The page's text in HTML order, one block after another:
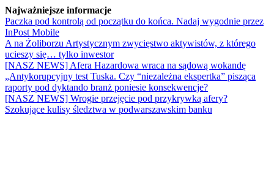
Najważniejsze informacje
Paczka pod kontrolą od początku do końca. Nadaj wygodnie przez
InPost Mobile
A na Żoliborzu Artystycznym zwycięstwo aktywistów, z którego
ucieszy się… tylko inwestor
[NASZ NEWS] Afera Hazardowa wraca na sądową wokandę
„Antykorupcyjny test Tuska. Czy “niezależna ekspertka” pisząca
raporty pod dyktando branż poniesie konsekwencje?
[NASZ NEWS] Wrogie przejęcie pod przykrywką afery?
Szokujące kulisy śledztwa w podwarszawskim banku